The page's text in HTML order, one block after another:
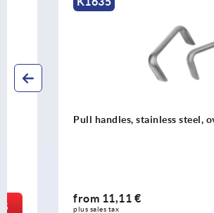
Pull handles, stainless steel, oval oblique
from 11,11 €